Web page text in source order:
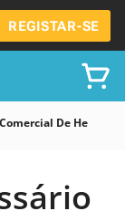
REGISTAR-SE
De